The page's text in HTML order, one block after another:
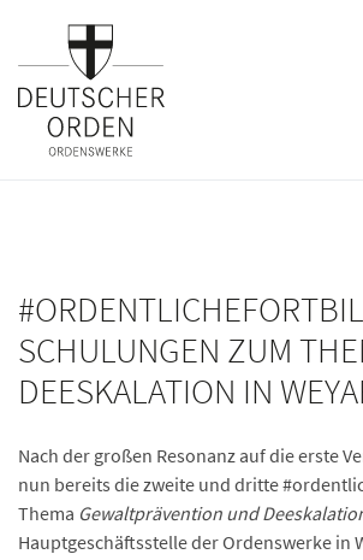
SCHULUNGEN ZUM
DEESKALATION IN
Nach der großen Resonanz auf die erste
nun bereits die zweite und dritte
Thema Gewaltprävention und
Hauptgeschäftsstelle der Ordenswerke in